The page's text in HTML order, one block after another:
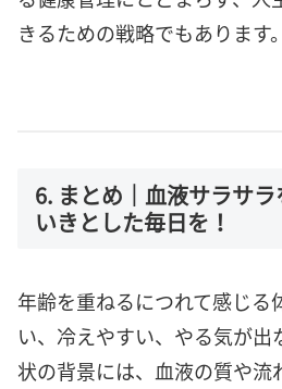
きるための戦略でもあります。
6. まとめ｜血液サラサ
いきとした毎日を！
年齢を重ねるにつれて感じ
い、冷えやすい、やる気が
状の背景には、血液の質や流